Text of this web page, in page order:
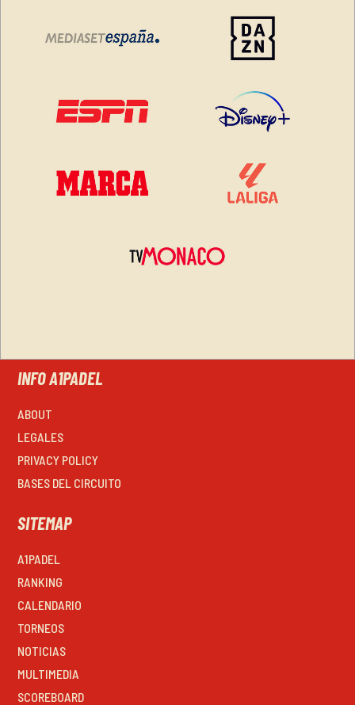
INFO A1PADEL
ABOUT
LEGALES
PRIVACY POLICY
BASES DEL CIRCUITO
SITEMAP
A1PADEL
RANKING
CALENDARIO
TORNEOS
NOTICIAS
MULTIMEDIA
SCOREBOARD